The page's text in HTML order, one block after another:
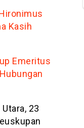
Kasih
Emeritus
23